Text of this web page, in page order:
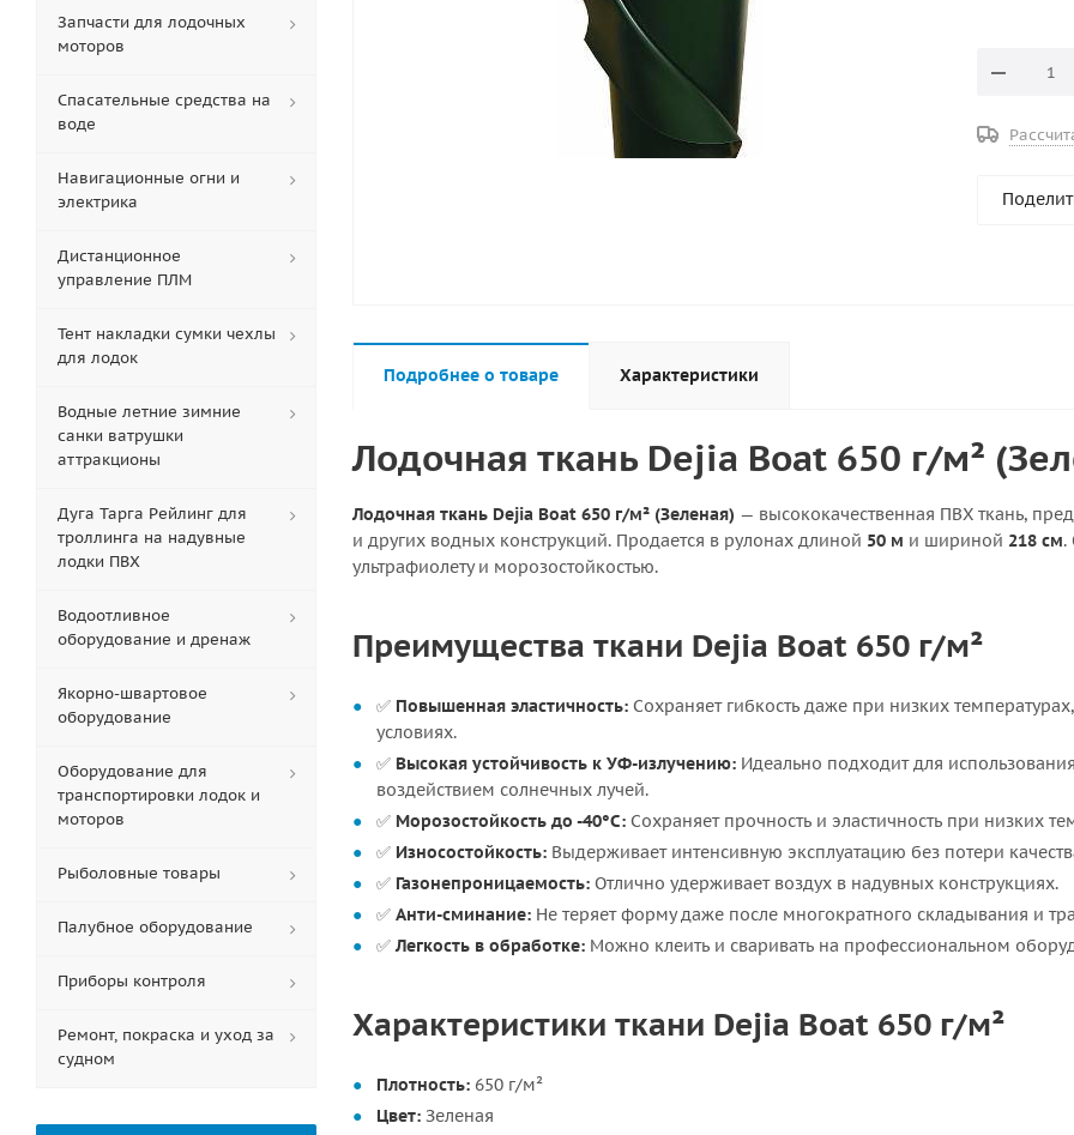
Подробнее о товаре Характеристики
Лодочная ткань Dejia Boat 650 г/м²
Лодочная ткань Dejia Boat 650 г/м² (Зеленая) — высококачественная ПВХ ткань,
и других водных конструкций. Продается в рулонах длиной 50 м и шириной 218 см.
ультрафиолету и морозостойкостью.
Преимущества ткани Dejia Boat 650 г/м²
✅ Повышенная эластичность: Сохраняет гибкость даже при низких
условиях.
✅ Высокая устойчивость к УФ-излучению: Идеально подходит для
воздействием солнечных лучей.
✅ Морозостойкость до -40°C: Сохраняет прочность и эластичность при низких
✅ Износостойкость: Выдерживает интенсивную эксплуатацию без потери
✅ Газонепроницаемость: Отлично удерживает воздух в надувных конструкциях.
✅ Анти-сминание: Не теряет форму даже после многократного складывания и
✅Легкость в обработке: Можно клеить и сваривать на профессиональном
Характеристики ткани Dejia Boat 650 г/м²
Плотность: 650 г/м²
Цвет: Зеленая
Запчасти для лодочных
моторов
Спасательные средства на
воде
Навигационные огни и
электрика
Дистанционное
управление ПЛМ
Тент накладки сумки чехлы
для лодок
Водные летние зимние
санки ватрушки
аттракционы
Дуга Тарга Рейлинг для
троллинга на надувные
лодки ПВХ
Водоотливное
оборудование и дренаж
Якорно-швартовое
оборудование
Оборудование для
транспортировки лодок и
моторов
Рыболовные товары
Палубное оборудование
Приборы контроля
Ремонт, покраска и уход за
судном